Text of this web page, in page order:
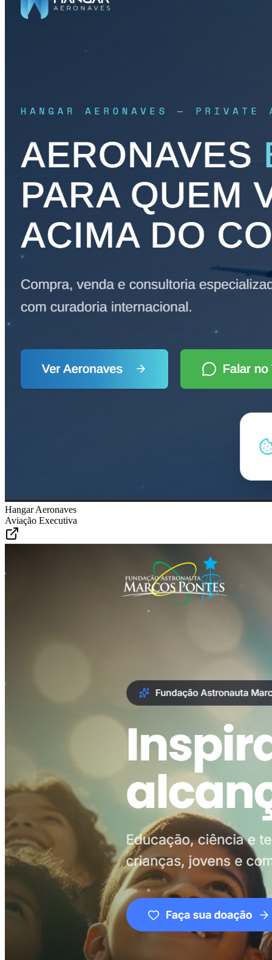
Hangar Aeronaves
Aviação Executiva